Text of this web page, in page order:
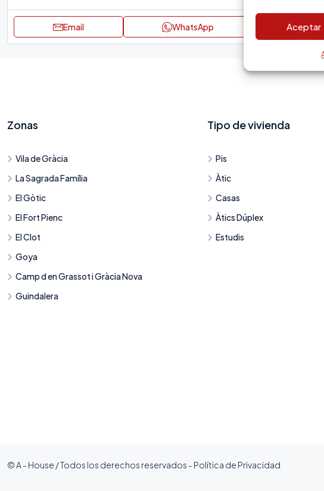
Aceptar
Email WhatsApp
Zonas
Vila de Gràcia
La Sagrada Família
El Gòtic
El Fort Pienc
El Clot
Goya
Camp d en Grassot i Gràcia Nova
Guindalera
Tipo de vivienda
Pis
Àtic
Casas
Àtics Dúplex
Estudis
© A - House / Todos los derechos reservados - Política de Privacidad